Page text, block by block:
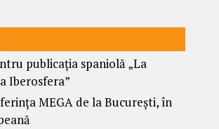
publicația spaniolă „La
Iberosfera”
MEGA de la București, în